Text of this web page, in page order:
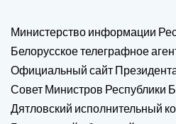
Министерство информации
Белорусское телеграфное
Официальный сайт
Совет Министров Республики
Дятловский исполнительный